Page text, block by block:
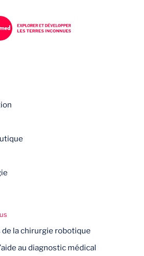
la chirurgie robotique
au diagnostic médical